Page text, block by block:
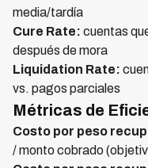
media/tardía
Cure Rate: cuentas
después de mora
Liquidation Rate:
vs. pagos parciales
Métricas de
Costo por peso
/ monto cobrado